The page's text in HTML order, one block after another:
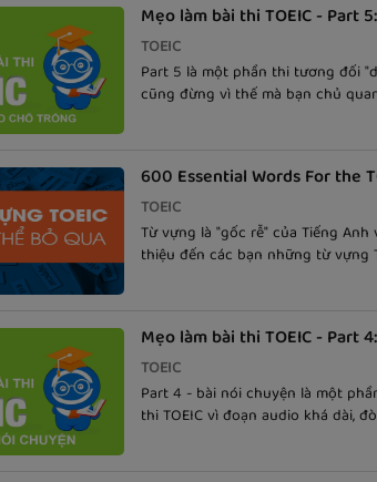
Mẹo làm bài thi TOEIC - Part
TOEIC
Part 5 là một phần thi tương đối
cũng đừng vì thế mà bạn chủ
600 Essential Words For the
TOEIC
Từ vựng là "gốc rễ" của Tiếng
thiệu đến các bạn những từ vựng
Mẹo làm bài thi TOEIC - Part
TOEIC
Part 4 - bài nói chuyện là một
thi TOEIC vì đoạn audio khá dài,